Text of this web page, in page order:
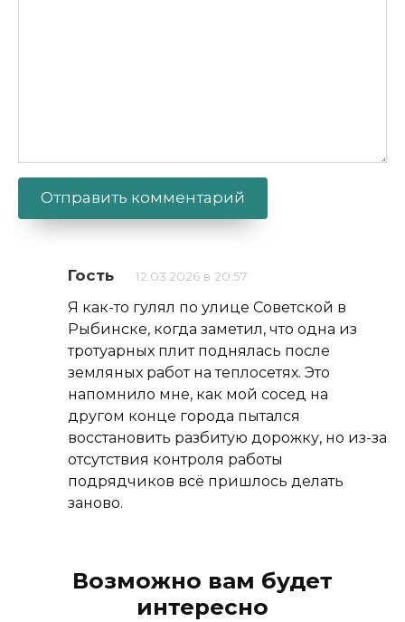
Гость
12.03.2026 в 20:57
Я как-то гулял по улице Советской в
Рыбинске, когда заметил, что одна из
тротуарных плит поднялась после
земляных работ на теплосетях. Это
напомнило мне, как мой сосед на
другом конце города пытался
восстановить разбитую дорожку, но из-за
отсутствия контроля работы
подрядчиков всё пришлось делать
заново.
Возможно вам будет
интересно